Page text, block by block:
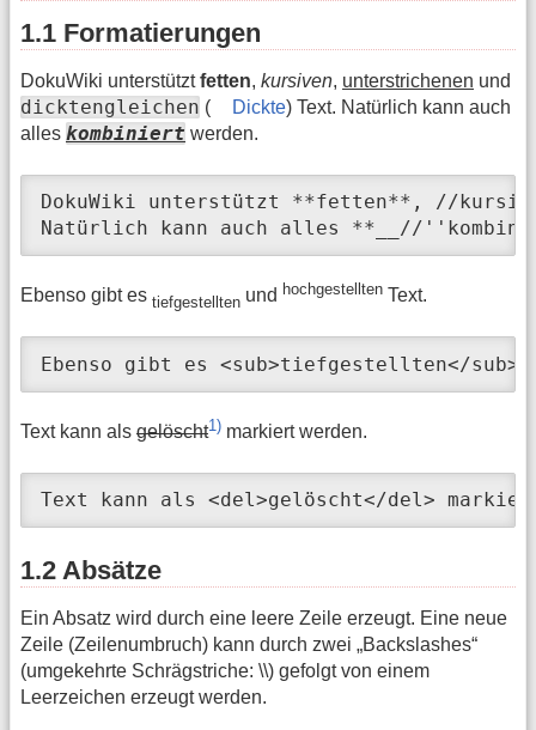
1.1 Formatierungen
DokuWiki unterstütztfetten, kursiven, unterstrichenen und
dicktengleichen ( Dickte) Text. Natürlich kann auch
alles kombiniert werden.
DokuWiki unterstützt **fetten**, //
Natürlich kann auch alles **__//
Ebenso gibt es tiefgestellten und hochgestellten Text.
Ebenso gibt es <sub>tiefgestellten</sub>
Text kann als gelöscht1) markiert werden.
Text kann als <del>gelöscht</del>
1.2 Absätze
Ein Absatz wird durch eine leere Zeile erzeugt. Eine neue
Zeile (Zeilenumbruch) kann durch zwei „Backslashes“
(umgekehrte Schrägstriche: \\) gefolgt von einem
Leerzeichen erzeugt werden.